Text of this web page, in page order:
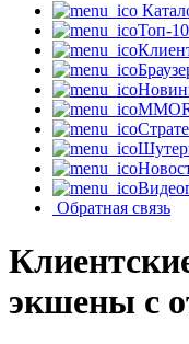
Топ-
Обратная связь
экшены с